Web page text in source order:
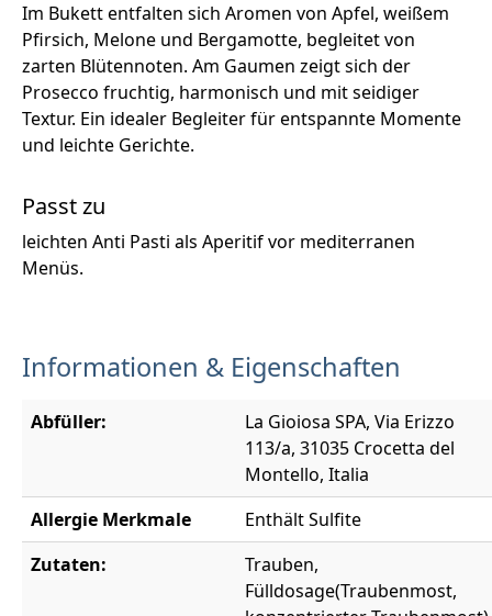
Im Bukett entfalten sich Aromen von Apfel, weißem
Pfirsich, Melone und Bergamotte, begleitet von
zarten Blütennoten. Am Gaumen zeigt sich der
Prosecco fruchtig, harmonisch und mit seidiger
Textur. Ein idealer Begleiter für entspannte Momente
und leichte Gerichte.
Passt zu
leichten Anti Pasti als Aperitif vor mediterranen
Menüs.
Informationen & Eigenschaften
Abfüller:
La Gioiosa SPA, Via Erizzo
113/a, 31035 Crocetta del
Montello, Italia
Allergie Merkmale
Enthält Sulfite
Zutaten:
Trauben,
Fülldosage(Traubenmost,